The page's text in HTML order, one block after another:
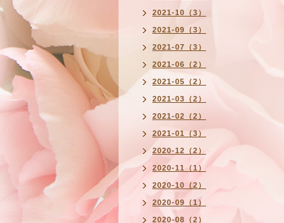
2021-10（3）
2021-09（3）
2021-07（3）
2021-06（2）
2021-05（2）
2021-03（2）
2021-02（2）
2021-01（3）
2020-12（2）
2020-11（1）
2020-10（2）
2020-09（1）
2020-08（2）